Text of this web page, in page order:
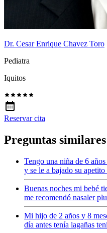
Dr. Cesar Enrique Chavez Toro
Pediatra
Iquitos
Reservar cita
Preguntas similares
Tengo una niña de 6
y se le a bajado su
Buenas noches mi bebé
me recomendó nasaler
Mi hijo de 2 años y 8
día antes tenía lagañas